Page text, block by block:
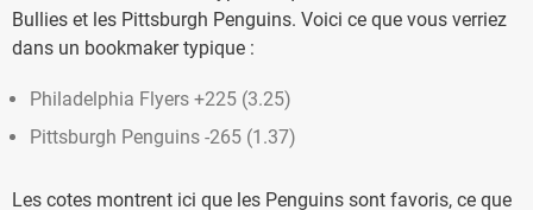
Bullies et les Pittsburgh Penguins. Voici ce que vous verriez
dans un bookmaker typique :
Philadelphia Flyers +225 (3.25)
Pittsburgh Penguins -265 (1.37)
Les cotes montrent ici que les Penguins sont favoris, ce que